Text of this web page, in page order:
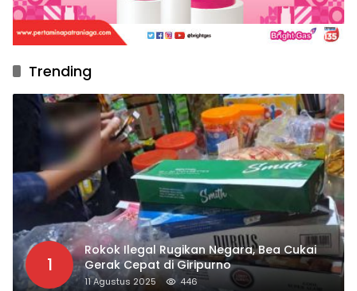
Trending
1
Rokok Ilegal Rugikan Negara, Bea Cukai
Gerak Cepat di Giripurno
11 Agustus 2025 446